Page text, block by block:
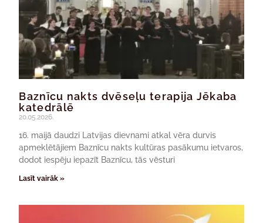
Baznīcu nakts dvēseļu terapija Jēkaba
katedrālē
20.05.2026.
16. maijā daudzi Latvijas dievnami atkal vēra durvis
apmeklētājiem Baznīcu nakts kultūras pasākumu ietvaros,
dodot iespēju iepazīt Baznīcu, tās vēsturi
Lasīt vairāk »